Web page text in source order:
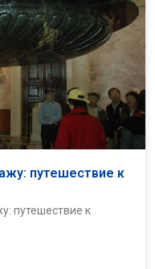
путешествие к
путешествие к